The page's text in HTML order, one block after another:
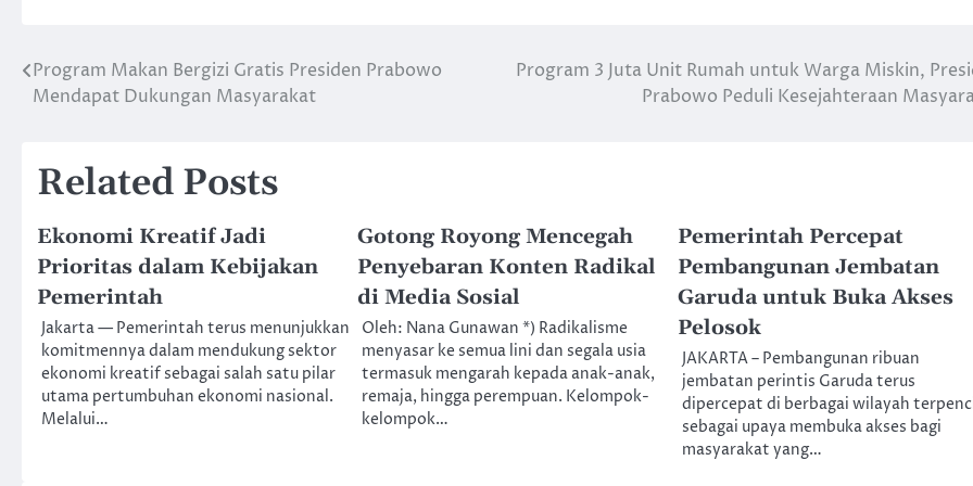
Post
navigation
Program Makan Bergizi Gratis Presiden Prabowo
Mendapat Dukungan Masyarakat
Program 3 Juta Unit Rumah untuk Warga Miskin,
Prabowo Peduli Kesejahteraan
Related Posts
Ekonomi Kreatif Jadi
Prioritas dalam Kebijakan
Pemerintah
Jakarta — Pemerintah terus menunjukkan
komitmennya dalam mendukung sektor
ekonomi kreatif sebagai salah satu pilar
utama pertumbuhan ekonomi nasional.
Melalui…
Gotong Royong Mencegah
Penyebaran Konten Radikal
di Media Sosial
Oleh: Nana Gunawan *) Radikalisme
menyasar ke semua lini dan segala usia
termasuk mengarah kepada anak-anak,
remaja, hingga perempuan. Kelompok-
kelompok…
Pemerintah Percepat
Pembangunan Jembatan
Garuda untuk Buka Akses
Pelosok
JAKARTA – Pembangunan ribuan
jembatan perintis Garuda terus
dipercepat di berbagai wilayah
sebagai upaya membuka akses bagi
masyarakat yang…